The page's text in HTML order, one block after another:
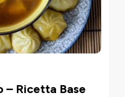
– Ricetta Base